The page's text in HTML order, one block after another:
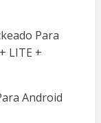
Para
LITE +
Android